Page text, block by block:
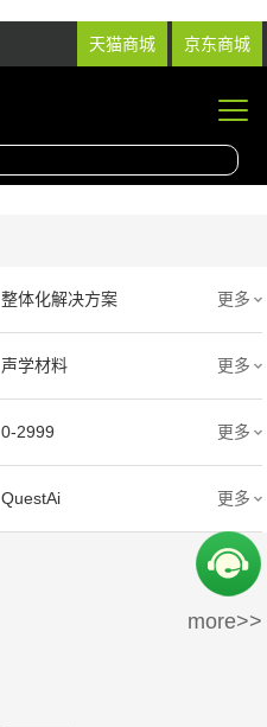
天猫商城 京东商城
整体化解决方案
投影产品
幕布产品
智能产品
更多
声学材料 更多
0-2999
1万-5万
更多
QuestAi 更多
more>>